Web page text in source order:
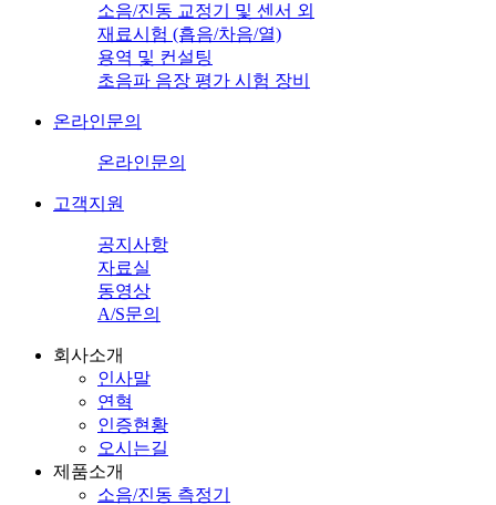
소음/진동 교정기 및 센서 외
재료시험 (흡음/차음/열)
용역 및 컨설팅
초음파 음장 평가 시험 장비
온라인문의
온라인문의
고객지원
공지사항
자료실
동영상
A/S문의
회사소개
인사말
연혁
인증현황
오시는길
제품소개
소음/진동 측정기